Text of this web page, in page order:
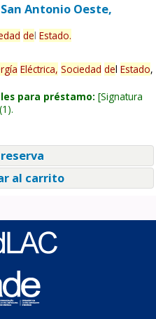
Antonio Oeste,
del Estado.
Eléctrica, Sociedad del Estado,
para préstamo: Signatura
(1).
al carrito